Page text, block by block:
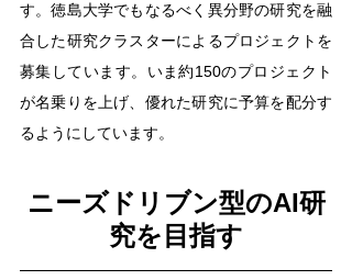
す。徳島大学でもなるべく異分野の研究を融
合した研究クラスターによるプロジェクトを
募集しています。いま約150のプロジェクト
が名乗りを上げ、優れた研究に予算を配分す
るようにしています。
ニーズドリブン型のAI研
究を目指す